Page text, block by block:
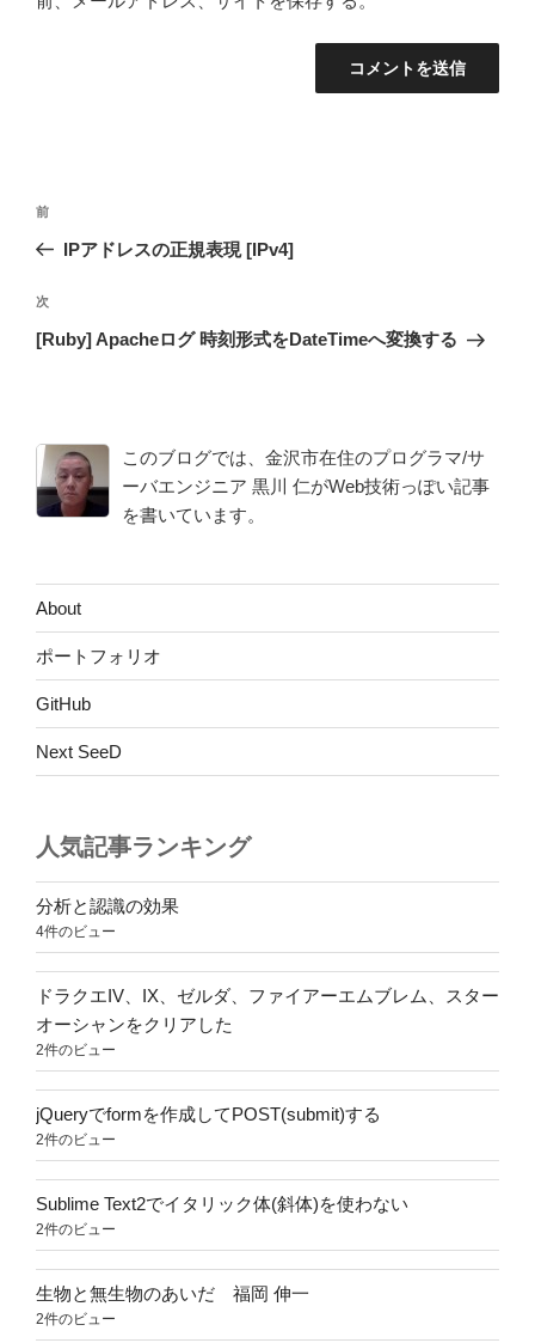
投
ビ
ゲ
ン
前
の
稿
前
IPアドレスの正規表現 [IPv4]
次
の
次
[Ruby] Apacheログ 時刻形式をDateTimeへ変換する
このブログでは、金沢市在住のプログラマ/サ
ーバエンジニア 黒川 仁がWeb技術っぽい記事
を書いています。
About
ポートフォリオ
GitHub
Next SeeD
人気記事ランキング
分析と認識の効果
4件のビュー
ドラクエIV、IX、ゼルダ、ファイアーエムブレム、スター
オーシャンをクリアした
2件のビュー
jQueryでformを作成してPOST(submit)する
2件のビュー
Sublime Text2でイタリック体(斜体)を使わない
2件のビュー
生物と無生物のあいだ 福岡 伸一
2件のビュー